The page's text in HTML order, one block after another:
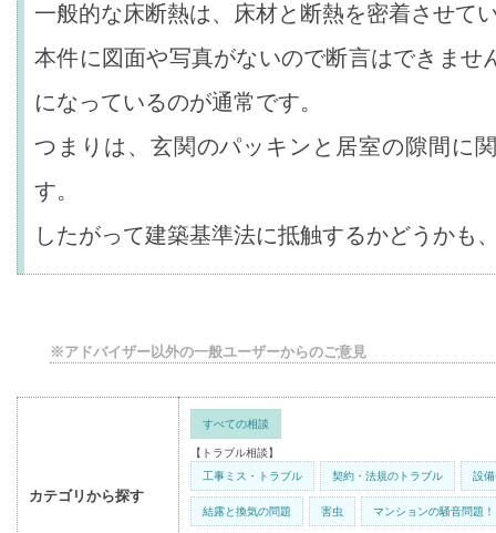
一般的な床断熱は、床材と断熱を密着させて
本件に図面や写真がないので断言はできませ
になっているのが通常です。
つまりは、玄関のパッキンと居室の隙間に
す。
したがって建築基準法に抵触するかどうかも
※アドバイザー以外の一般ユーザーからのご意見
カテゴリから探す
すべての相談
【トラブル相談】
工事ミス・トラブル
契約・法規のトラブル 設
結露と換気の問題 害虫 マンションの騒音問題！